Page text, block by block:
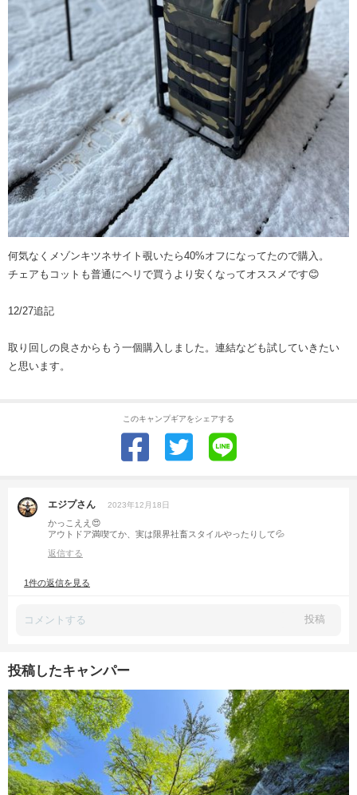
何気なくメゾンキツネサイト覗いたら40%オフになってたので購入。
チェアもコットも普通にヘリで買うより安くなってオススメです😊
12/27追記
取り回しの良さからもう一個購入しました。連結なども試していきたい
と思います。
このキャンプギアをシェアする
エジプさん 2023年12月18日
かっこええ😍
アウトドア満喫てか、実は限界社畜スタイルやったりして💦
返信する
1件の返信を見る
投稿
投稿したキャンパー